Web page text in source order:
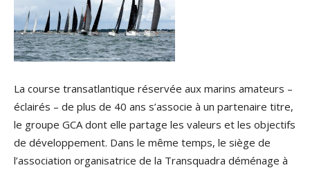
La course transatlantique réservée aux marins amateurs –
éclairés – de plus de 40 ans s’associe à un partenaire titre,
le groupe GCA dont elle partage les valeurs et les objectifs
de développement. Dans le même temps, le siège de
l’association organisatrice de la Transquadra déménage à